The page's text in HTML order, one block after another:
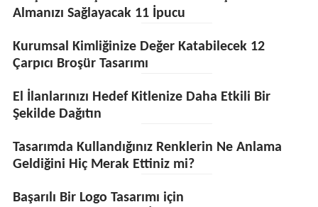
Almanızı Sağlayacak 11 İpucu
Kurumsal Kimliğinize Değer Katabilecek 12
Çarpıcı Broşür Tasarımı
El İlanlarınızı Hedef Kitlenize Daha Etkili Bir
Şekilde Dağıtın
Tasarımda Kullandığınız Renklerin Ne Anlama
Geldiğini Hiç Merak Ettiniz mi?
Başarılı Bir Logo Tasarımı için